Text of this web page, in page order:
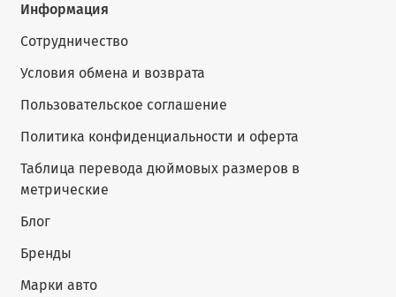
Информация
Сотрудничество
Условия обмена и возврата
Пользовательское соглашение
Политика конфиденциальности и оферта
Таблица перевода дюймовых размеров в
метрические
Блог
Бренды
Марки авто